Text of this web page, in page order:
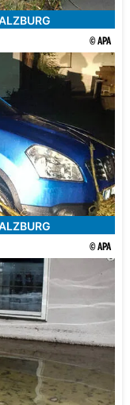
© APA
© APA